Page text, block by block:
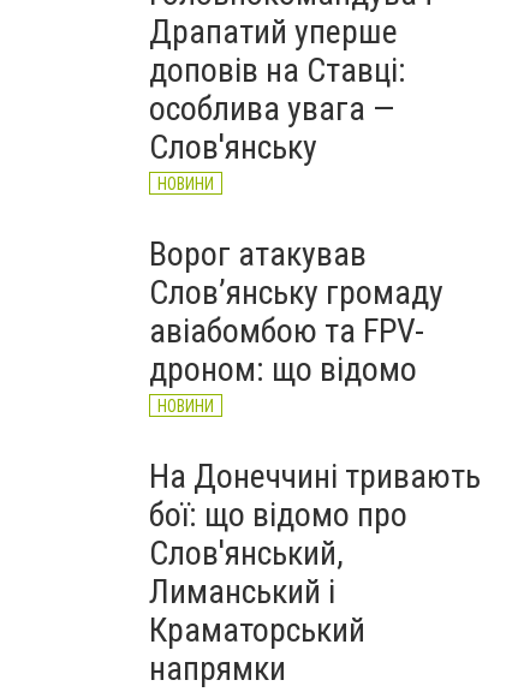
Драпатий уперше
доповів на Ставці:
особлива увага —
Слов'янську
НОВИНИ
Ворог атакував
Слов’янську громаду
авіабомбою та FPV-
дроном: що відомо
НОВИНИ
На Донеччині тривають
бої: що відомо про
Слов'янський,
Лиманський і
Краматорський
напрямки